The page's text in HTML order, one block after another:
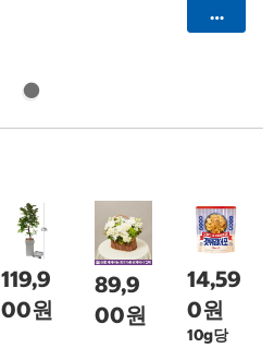
카트에
119,9
00원
89,9
00원
14,59
0원
10g당